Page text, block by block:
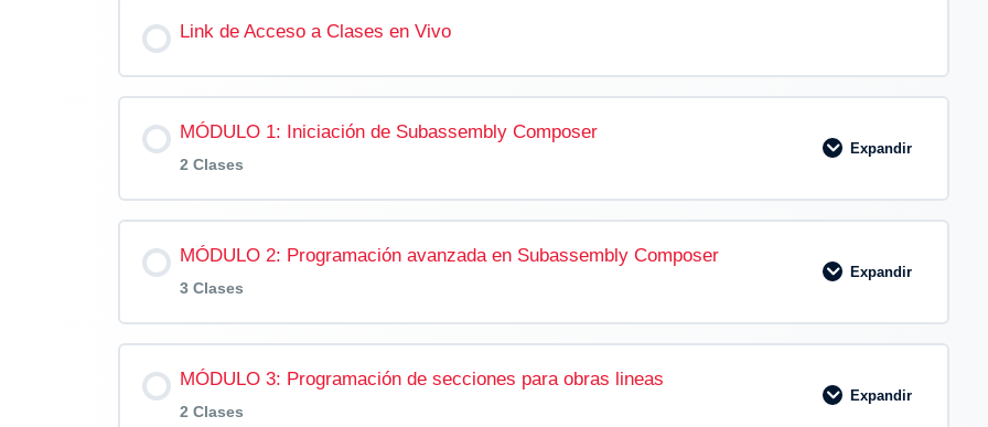
Link de Acceso a Clases en Vivo
MÓDULO 1: Iniciación de Subassembly Composer
2 Clases
Expandir
TEMA 2: ELEMENTOS DE GEOMETRÍA BÁSICA
MÓDULO 2: Programación avanzada en Subassembly Composer
3 Clases
Expandir
MÓDULO 3: Programación de secciones para obras lineas
2 Clases
Expandir